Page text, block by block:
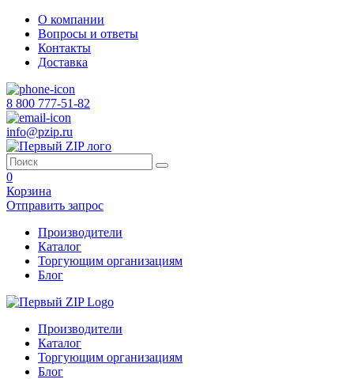
О компании
Вопросы и ответы
Контакты
Доставка
8 800 777-51-82
info@pzip.ru
0
Корзина
Отправить запрос
Производители
Каталог
Торгующим организациям
Блог
Производители
Каталог
Торгующим организациям
Блог